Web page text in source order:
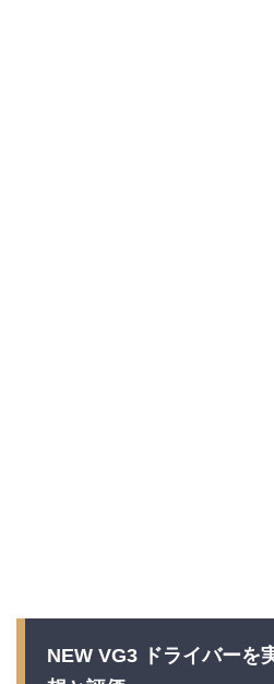
NEW VG3 ドライバーを